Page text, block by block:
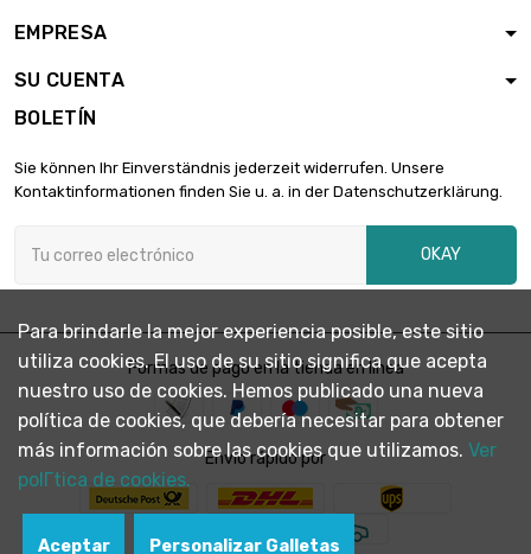
EMPRESA
SU CUENTA
BOLETÍN
Sie können Ihr Einverständnis jederzeit widerrufen. Unsere
Kontaktinformationen finden Sie u. a. in der Datenschutzerklärung.
OKAY
Formas de pago en la tienda en línea
Envío rápido por
Para brindarle la mejor experiencia posible, este sitio
utiliza cookies. El uso de su sitio significa que acepta
nuestro uso de cookies. Hemos publicado una nueva
política de cookies, que debería necesitar para obtener
más información sobre las cookies que utilizamos. Ver
polГ­tica de cookies.
Aceptar Personalizar Galletas